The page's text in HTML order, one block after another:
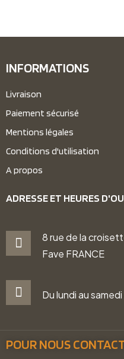
INFORMATIONS
Livraison
Paiement sécurisé
Mentions légales
Conditions d'utilisation
A propos
ADRESSE ET HEURES
8 rue de la
Fave FRANCE
Du lundi au
POUR NOUS